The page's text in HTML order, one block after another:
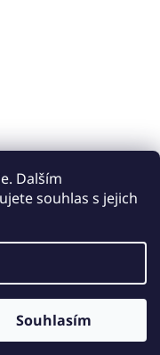
Dalším
souhlas s jejich
Souhlasím